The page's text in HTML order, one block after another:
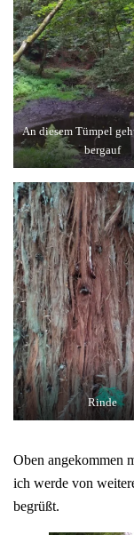
An diesem Tümpel
bergauf
Rinde
Oben angekommen
ich werde von
begrüßt.